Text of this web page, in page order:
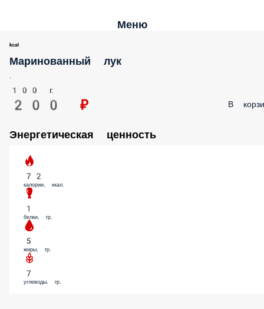
Меню
Маринованный лук
100 г.
200 ₽ В
Энергетическая ценность
72
калории, ккал.
1
белки, гр.
5
жиры, гр.
7
углеводы, гр.